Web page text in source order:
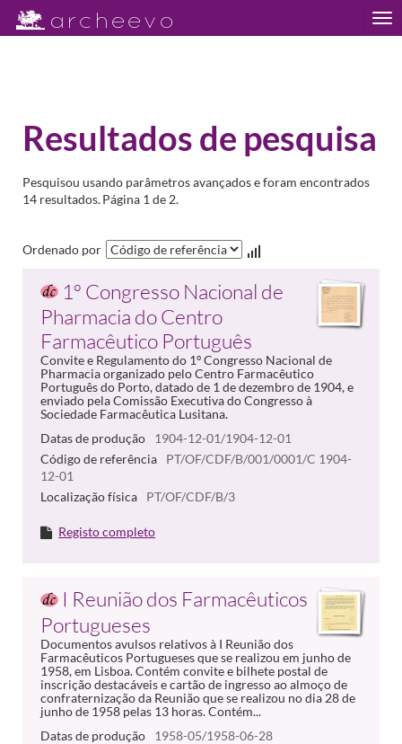
Resultados de pesquisa
Pesquisou usando parâmetros avançados e foram encontrados
14 resultados.Página 1 de 2.
Ordenado por
1º Congresso Nacional de
Pharmacia do Centro
Farmacêutico Português
Convite e Regulamento do 1º Congresso Nacional de
Pharmacia organizado pelo Centro Farmacêutico
Português do Porto, datado de 1 de dezembro de 1904, e
enviado pela Comissão Executiva do Congresso à
Sociedade Farmacêutica Lusitana.
Datas de produção
1904-12-01/1904-12-01
Código de referência
PT/OF/CDF/B/001/0001/C 1904-
12-01
Localização física
PT/OF/CDF/B/3
Registo completo
I Reunião dos Farmacêuticos
Portugueses
Documentos avulsos relativos à I Reunião dos
Farmacêuticos Portugueses que se realizou em junho de
1958, em Lisboa. Contém convite e bilhete postal de
inscrição destacáveis e cartão de ingresso ao almoço de
confraternização da Reunião que se realizou no dia 28 de
junho de 1958 pelas 13 horas. Contém...
Datas de produção
1958-05/1958-06-28